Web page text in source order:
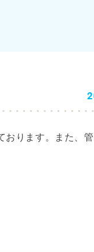
おります。また、